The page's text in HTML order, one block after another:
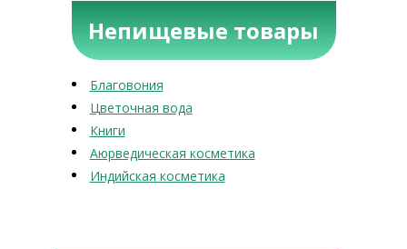
Непищевые товары
Благовония
Цветочная вода
Книги
Аюрведическая косметика
Индийская косметика